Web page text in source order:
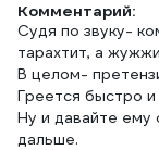
Комментарий:
Судя по звуку-
тарахтит, а
В целом-
Греется быстро и
Ну и давайте ему
дальше.